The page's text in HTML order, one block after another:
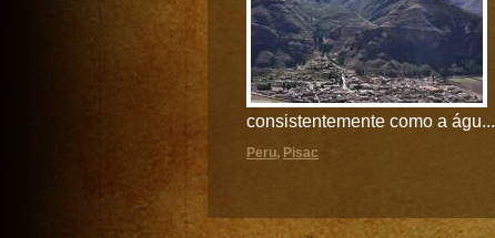
consistentemente como a águ...
Peru, Pisac